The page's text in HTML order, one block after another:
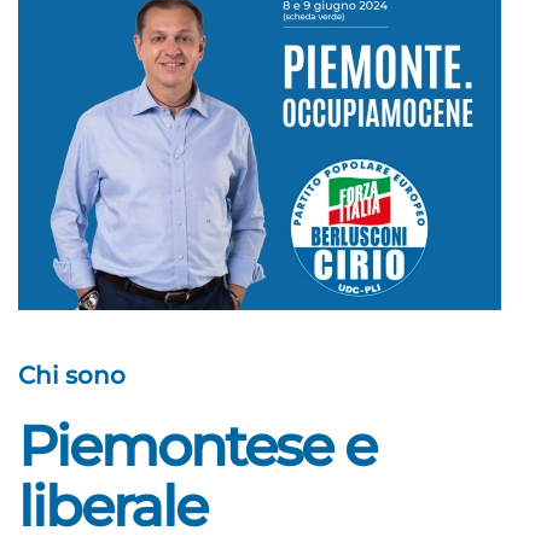
Chi sono
Piemontese e
liberale